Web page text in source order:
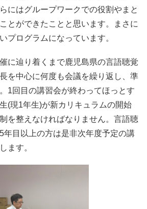
にはグループワークでの役割やまと
とができたことと思います。まさに
プログラムになっています。
に辿り着くまで鹿児島県の言語聴覚
を中心に何度も会議を繰り返し、準
1回目の講習会が終わってほっとす
(現1年生)が新カリキュラムの開始
を整えなければなりません。言語聴
年目以上の方は是非次年度予定の講
ます。